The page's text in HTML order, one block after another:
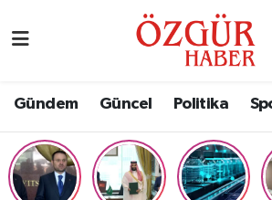
Gündem Güncel Politika
Eğitim
Nöbetçi Eczaneler
Namaz Vakitleri